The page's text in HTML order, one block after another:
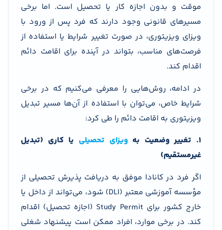
موقت و بدون اجازه کار یا تحصیل است. اما برخی
مسیرهای قانونی وجود دارند که فرد پس از ورود با
ویزای ویزیتوری، در صورت تغییر شرایط یا استفاده از
فرصت‌های مناسب، بتواند در آینده برای اقامت دائم
اقدام کند.
در ادامه، روش‌هایی را معرفی می‌کنیم که در برخی
شرایط خاص، می‌توان با استفاده از آن‌ها مسیر تبدیل
ویزیتوری به اقامت دائم را طی کرد:
1. تغییر وضعیت به
ویزای تحصیلی یا کاری (تبدیل
غیرمستقیم)
اگر فرد در کانادا موفق به دریافت پذیرش تحصیلی از
مؤسسه آموزشی معتبر (DLI) شود، می‌تواند از داخل یا
خارج کشور برای Study Permit (اجازه تحصیل) اقدام
کند. در برخی موارد، افراد ممکن است پیشنهاد شغلی